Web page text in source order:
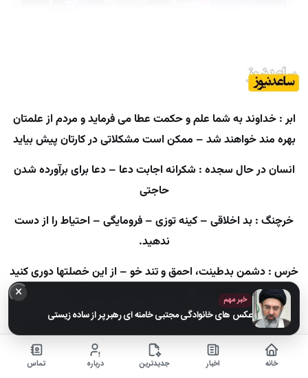
ابر : خداوند به شما علم و حکمت عطا می فرماید و مردم از علمتان
بهره مند خواهند شد – ممکن است مشکلاتی در کارتان پیش بیاید
انسان در حال سجده : شکرانه اجابت دعا – دعا برای برآورده شدن
حاجتی
خرچنگ : بد اخلاقی – کینه توزی – فرومایگی – احتیاط را از دست
ندهید.
خرس : دشمن بدطینت، احمق و تند خو – از این خصلتها دوری کنید
– تکیه گاه – یاور- متکی به کسی یا چیزی
سد : موانع و دفاع در برابر هیجانات و مشکلات به وجود آمده
شتر : ثروت ماندگار – خیر و برکت – روزی فراوان
× خبر مهم
عکس های خانوادگی مجتبی خامنه ای رهبر پر از ساده زیستی
خانه اخبار جدیدترین درباره تماس